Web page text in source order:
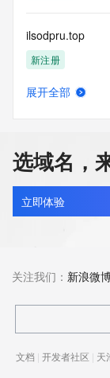
ilsodpru.top
新注册
ilsvngn.cn
最近查询
最近查询
展开全部
选域名，
立即体验
关注我们： 新浪微
文档 | 开发者社区 | 天